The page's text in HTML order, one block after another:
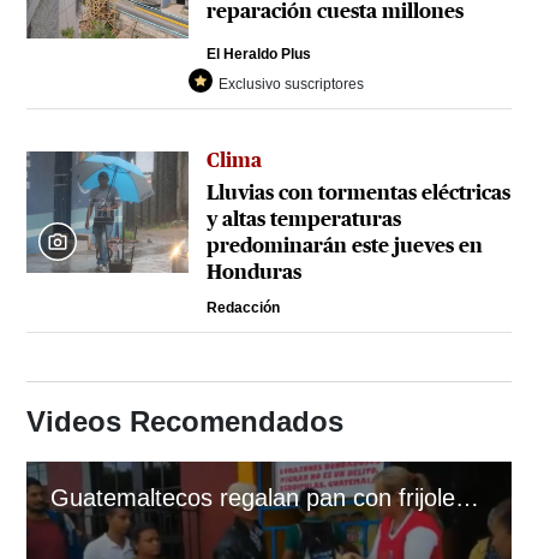
reparación cuesta millones
El Heraldo Plus
Exclusivo suscriptores
Clima
Lluvias con tormentas eléctricas
y altas temperaturas
predominarán este jueves en
Honduras
Redacción
Videos Recomendados
Guatemaltecos regalan pan con frijoles a migrantes hondureños